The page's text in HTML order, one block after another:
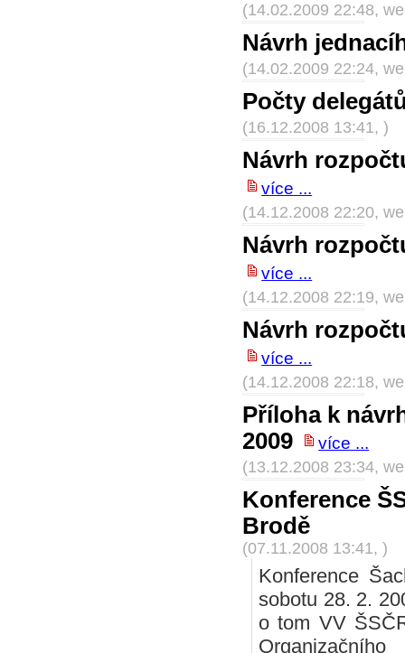
(14.02.2009 22:48,
Návrh
(14.02.2009 22:24,
Počty
(16.12.2008 13:41, )
Návrh
více ...
(14.12.2008 22:20,
Návrh
více ...
(14.12.2008 22:19,
Návrh
více ...
(14.12.2008 22:18,
Příloha k
2009
více ...
(13.12.2008 23:34,
Konference
Brodě
(07.11.2008 13:41, )
Konference
sobotu 28. 2.
o tom VV